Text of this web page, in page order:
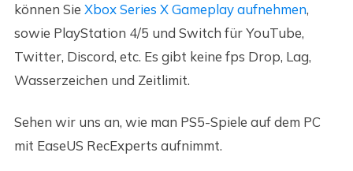
können Sie Xbox Series X Gameplay aufnehmen,
sowie PlayStation 4/5 und Switch für YouTube,
Twitter, Discord, etc. Es gibt keine fps Drop, Lag,
Wasserzeichen und Zeitlimit.
Sehen wir uns an, wie man PS5-Spiele auf dem PC
mit EaseUS RecExperts aufnimmt.